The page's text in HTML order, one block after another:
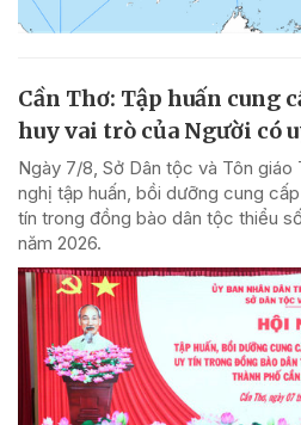
Cần Thơ: Tập huấn cung
huy vai trò của Người có
Ngày 7/8, Sở Dân tộc và Tôn
nghị tập huấn, bồi dưỡng cung
tín trong đồng bào dân tộc thiểu
năm 2026.